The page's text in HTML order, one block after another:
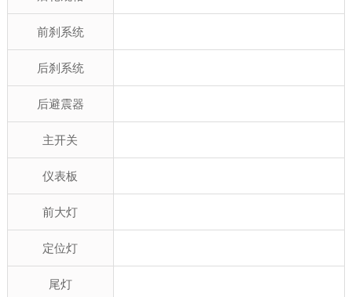
前刹系统
后刹系统
后避震器
主开关
仪表板
前大灯
定位灯
尾灯